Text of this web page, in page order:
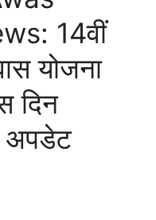
14वीं
योजना
दिन
अपडेट